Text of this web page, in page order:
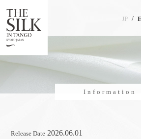
JP /
Information
Release Date 2026.06.01